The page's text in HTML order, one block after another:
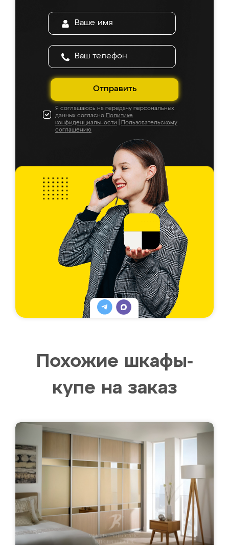
Отправить
Я соглашаюсь на передачу персональных
данных согласно Политике
конфиденциальности
Пользовательскому
соглашению
Похожие шкафы-
купе на заказ